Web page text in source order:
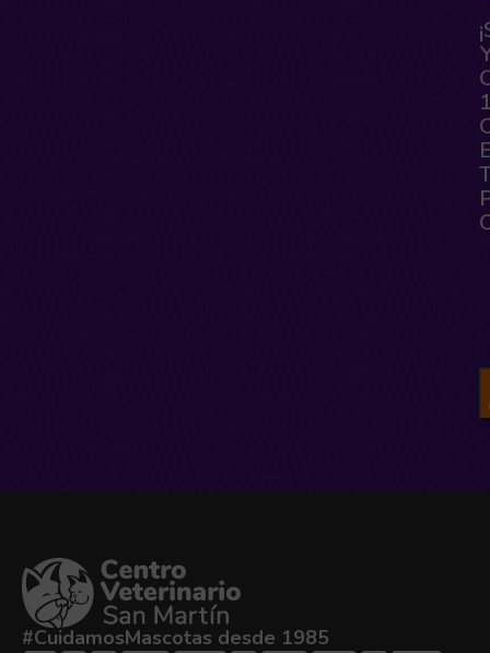
#CuidamosMascotas desde 1985